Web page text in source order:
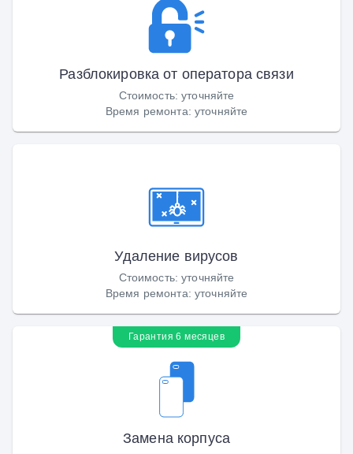
Разблокировка от оператора связи
Стоимость:уточняйте
Время ремонта: уточняйте
Удаление вирусов
Стоимость:уточняйте
Время ремонта: уточняйте
Гарантия 6 месяцев
Замена корпуса